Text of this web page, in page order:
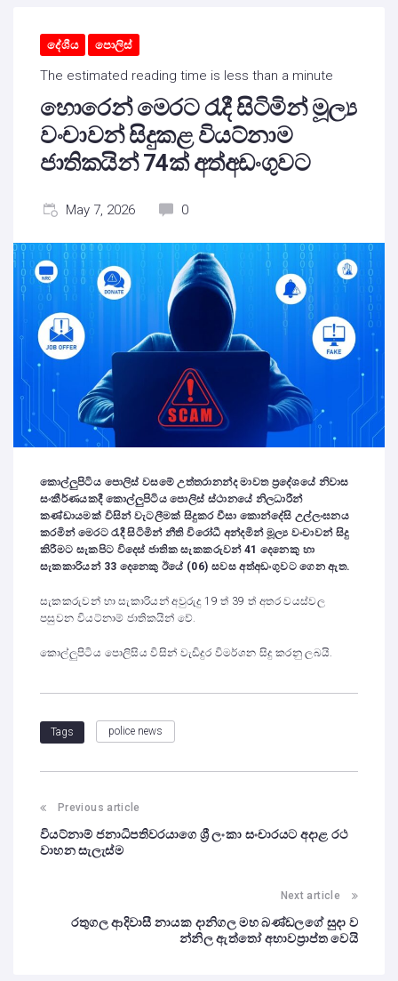
දේශීය පොලිස්
The estimated reading time is less than a minute
හොරෙන් මෙරට රැදී සිටිමින් මූල්‍ය
වංචාවන් සිදුකළ වියට්නාම
ජාතිකයින් 74ක් අත්අඩංගුවට
May 7, 2026 0
කොල්ලුපිටිය පොලිස් වසමේ උත්තරානන්ද මාවත ප්‍රදේශයේ නිවාස
සංකීර්ණයකදී කොල්ලුපිටිය පොලිස් ස්ථානයේ නිලධාරීන්
කණ්ඩායමක් විසින් වැටලීමක් සිදුකර වීසා කොන්දේසි උල්ලංඝනය
කරමින් මෙරට රැදී සිටිමින් නීති විරෝධී අන්දමින් මූල්‍ය වංචාවන් සිදු
කිරීමට සැකපිට විදෙස් ජාතික සැකකරුවන් 41 දෙනෙකු හා
සැකකාරියන් 33 දෙනෙකු ඊයේ (06) සවස අත්අඩංගුවට ගෙන ඇත.
සැකකරුවන් හා සැකාරියන් අවුරුදු 19 ත් 39 ත් අතර වයස්වල
පසුවන වියට්නාම් ජාතිකයින් වේ.
කොල්ලුපිටිය පොලිසිය විසින් වැඩිදුර විමර්ශන සිදු කරනු ලබයි.
Tags police news
Previous article
වියට්නාම් ජනාධිපතිවරයාගෙ ශ්‍රී ලංකා සංචාරයට අදාළ රථ
වාහන සැලැස්ම
Next article
රතුගල ආදිවාසී නායක දානිගල මහ බණ්ඩලගේ සුදා ව
න්නිල ඇත්තෝ අභාවප්‍රාප්ත වෙයි